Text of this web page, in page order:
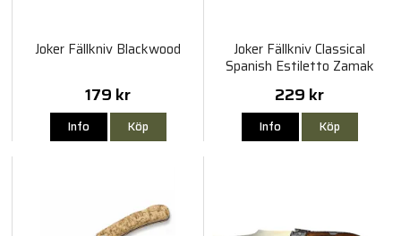
Joker Fällkniv Blackwood
179 kr
Info Köp
Joker Fällkniv Classical
Spanish Estiletto Zamak
229 kr
Info Köp